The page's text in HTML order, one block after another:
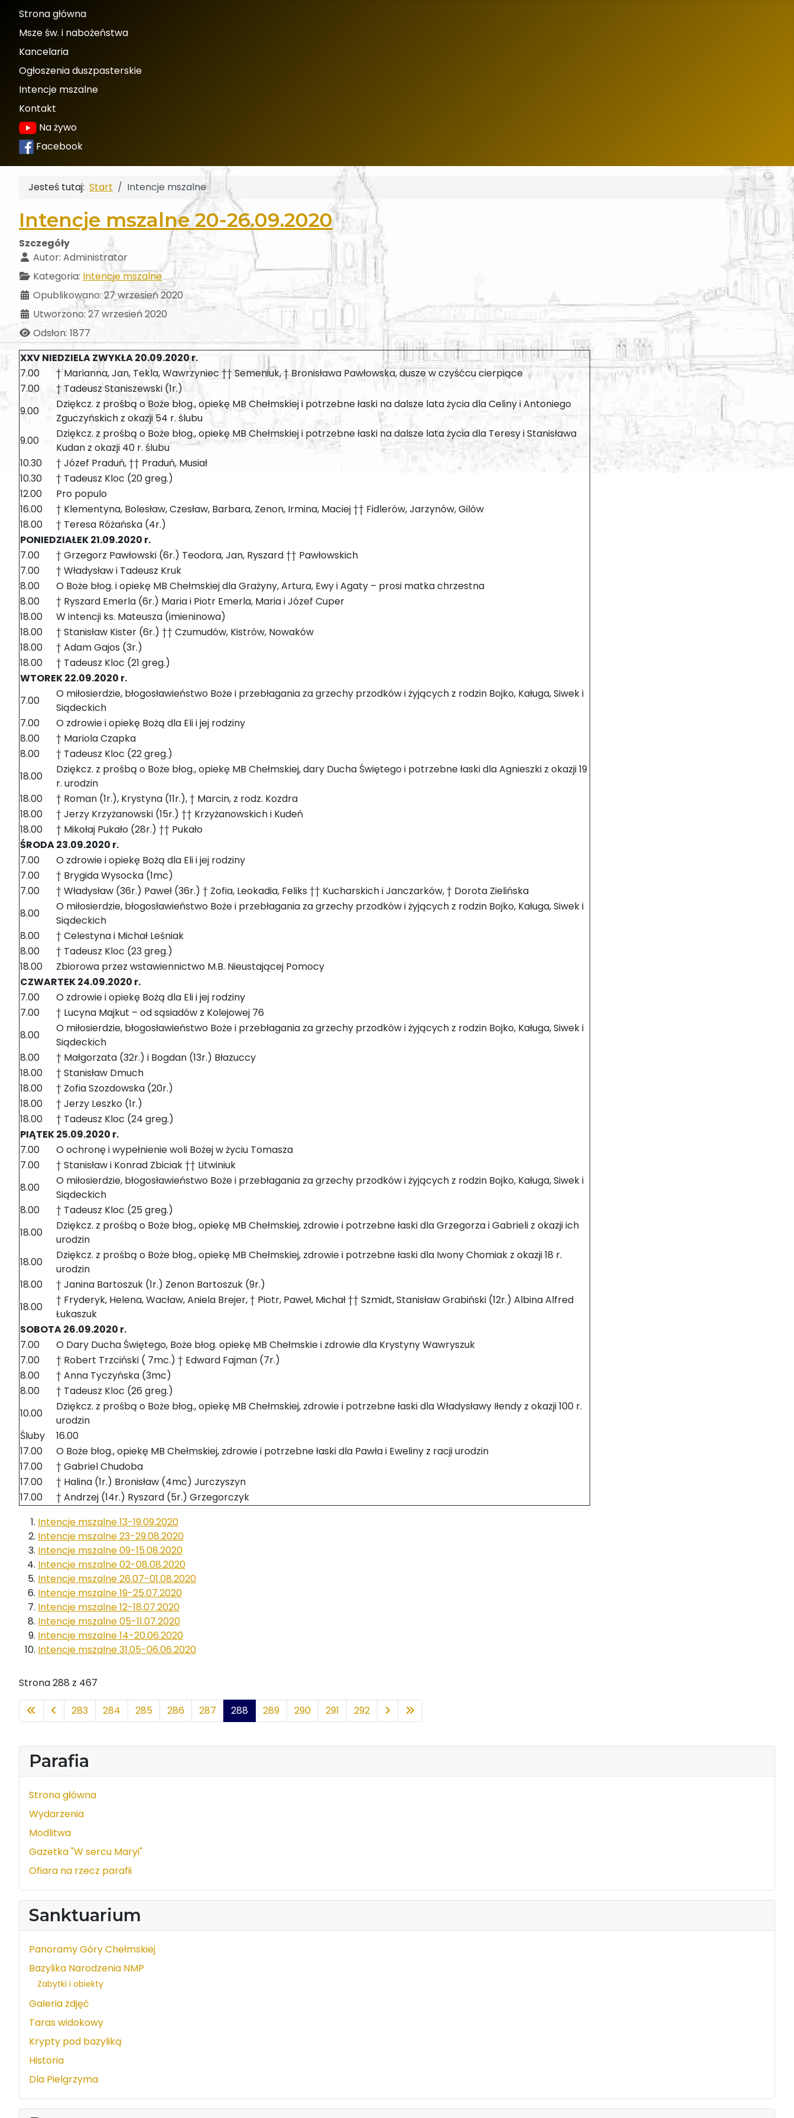
Strona główna
Msze św. i nabożeństwa
Kancelaria
Ogłoszenia duszpasterskie
Intencje mszalne
Kontakt
Na żywo
Facebook
Parafia
Strona główna
Wydarzenia
Modlitwa
Gazetka "W sercu Maryi"
Ofiara na rzecz parafii
Sanktuarium
Panoramy Góry Chełmskiej
Bazylika Narodzenia NMP
Zabytki i obiekty
Galeria zdjęć
Taras widokowy
Krypty pod bazyliką
Historia
Dla Pielgrzyma
Jesteś tutaj: Start Intencje mszalne
Intencje mszalne 20-26.09.2020
Szczegóły
Autor: Administrator
Kategoria: Intencje mszalne
Opublikowano: 27 wrzesień 2020
Utworzono: 27 wrzesień 2020
Odsłon: 1877
XXV NIEDZIELA ZWYKŁA 20.09.2020 r.
7.00
† Marianna, Jan, Tekla, Wawrzyniec †† Semeniuk, † Bronisława Pawłowska, dusze w czyśćcu cierpiące
7.00
† Tadeusz Staniszewski (1r.)
9.00
Dziękcz. z prośbą o Boże błog., opiekę MB Chełmskiej i potrzebne łaski na dalsze lata życia dla Celiny i Antoniego
Zguczyńskich z okazji 54 r. ślubu
9.00
Dziękcz. z prośbą o Boże błog., opiekę MB Chełmskiej i potrzebne łaski na dalsze lata życia dla Teresy i Stanisława
Kudan z okazji 40 r. ślubu
10.30
† Józef Praduń, †† Praduń, Musiał
10.30
† Tadeusz Kloc (20 greg.)
12.00
Pro populo
16.00
† Klementyna, Bolesław, Czesław, Barbara, Zenon, Irmina, Maciej †† Fidlerów, Jarzynów, Gilów
18.00
† Teresa Różańska (4r.)
PONIEDZIAŁEK 21.09.2020 r.
7.00
† Grzegorz Pawłowski (6r.) Teodora, Jan, Ryszard †† Pawłowskich
7.00
† Władysław i Tadeusz Kruk
8.00
O Boże błog. i opiekę MB Chełmskiej dla Grażyny, Artura, Ewy i Agaty – prosi matka chrzestna
8.00
† Ryszard Emerla (6r.) Maria i Piotr Emerla, Maria i Józef Cuper
18.00
W intencji ks. Mateusza (imieninowa)
18.00
† Stanisław Kister (6r.) †† Czumudów, Kistrów, Nowaków
18.00
† Adam Gajos (3r.)
18.00
† Tadeusz Kloc (21 greg.)
WTOREK 22.09.2020 r.
7.00
O miłosierdzie, błogosławieństwo Boże i przebłagania za grzechy przodków i żyjących z rodzin Bojko, Kaługa, Siwek i
Siądeckich
7.00
O zdrowie i opiekę Bożą dla Eli i jej rodziny
8.00
† Mariola Czapka
8.00
† Tadeusz Kloc (22 greg.)
18.00
Dziękcz. z prośbą o Boże błog., opiekę MB Chełmskiej, dary Ducha Świętego i potrzebne łaski dla Agnieszki z okazji 19
r. urodzin
18.00
† Roman (1r.), Krystyna (11r.), † Marcin, z rodz. Kozdra
18.00
† Jerzy Krzyżanowski (15r.) †† Krzyżanowskich i Kudeń
18.00
† Mikołaj Pukało (28r.) †† Pukało
ŚRODA 23.09.2020 r.
7.00
O zdrowie i opiekę Bożą dla Eli i jej rodziny
7.00
† Brygida Wysocka (1mc)
7.00
† Władysław (36r.) Paweł (36r.) † Zofia, Leokadia, Feliks †† Kucharskich i Janczarków, † Dorota Zielińska
8.00
O miłosierdzie, błogosławieństwo Boże i przebłagania za grzechy przodków i żyjących z rodzin Bojko, Kaługa, Siwek i
Siądeckich
8.00
† Celestyna i Michał Leśniak
8.00
† Tadeusz Kloc (23 greg.)
18.00
Zbiorowa przez wstawiennictwo M.B. Nieustającej Pomocy
CZWARTEK 24.09.2020 r.
7.00
O zdrowie i opiekę Bożą dla Eli i jej rodziny
7.00
† Lucyna Majkut – od sąsiadów z Kolejowej 76
8.00
O miłosierdzie, błogosławieństwo Boże i przebłagania za grzechy przodków i żyjących z rodzin Bojko, Kaługa, Siwek i
Siądeckich
8.00
† Małgorzata (32r.) i Bogdan (13r.) Błazuccy
18.00
† Stanisław Dmuch
18.00
† Zofia Szozdowska (20r.)
18.00
† Jerzy Leszko (1r.)
18.00
† Tadeusz Kloc (24 greg.)
PIĄTEK 25.09.2020 r.
7.00
O ochronę i wypełnienie woli Bożej w życiu Tomasza
7.00
† Stanisław i Konrad Zbiciak †† Litwiniuk
8.00
O miłosierdzie, błogosławieństwo Boże i przebłagania za grzechy przodków i żyjących z rodzin Bojko, Kaługa, Siwek i
Siądeckich
8.00
† Tadeusz Kloc (25 greg.)
18.00
Dziękcz. z prośbą o Boże błog., opiekę MB Chełmskiej, zdrowie i potrzebne łaski dla Grzegorza i Gabrieli z okazji ich
urodzin
18.00
Dziękcz. z prośbą o Boże błog., opiekę MB Chełmskiej, zdrowie i potrzebne łaski dla Iwony Chomiak z okazji 18 r.
urodzin
18.00
† Janina Bartoszuk (1r.) Zenon Bartoszuk (9r.)
18.00
† Fryderyk, Helena, Wacław, Aniela Brejer, † Piotr, Paweł, Michał †† Szmidt, Stanisław Grabiński (12r.) Albina Alfred
Łukaszuk
SOBOTA 26.09.2020 r.
7.00
O Dary Ducha Świętego, Boże błog. opiekę MB Chełmskie i zdrowie dla Krystyny Wawryszuk
7.00
† Robert Trzciński ( 7mc.) † Edward Fajman (7r.)
8.00
† Anna Tyczyńska (3mc)
8.00
† Tadeusz Kloc (26 greg.)
10.00
Dziękcz. z prośbą o Boże błog., opiekę MB Chełmskiej, zdrowie i potrzebne łaski dla Władysławy Iłendy z okazji 100 r.
urodzin
Śluby
16.00
17.00
O Boże błog., opiekę MB Chełmskiej, zdrowie i potrzebne łaski dla Pawła i Eweliny z racji urodzin
17.00
† Gabriel Chudoba
17.00
† Halina (1r.) Bronisław (4mc) Jurczyszyn
17.00
† Andrzej (14r.) Ryszard (5r.) Grzegorczyk
Intencje mszalne 13-19.09.2020
Intencje mszalne 23-29.08.2020
Intencje mszalne 09-15.08.2020
Intencje mszalne 02-08.08.2020
Intencje mszalne 26.07-01.08.2020
Intencje mszalne 19-25.07.2020
Intencje mszalne 12-18.07.2020
Intencje mszalne 05-11.07.2020
Intencje mszalne 14-20.06.2020
Intencje mszalne 31.05-06.06.2020
Strona 288 z 467
283 284 285 286 287 288 289 290 291 292